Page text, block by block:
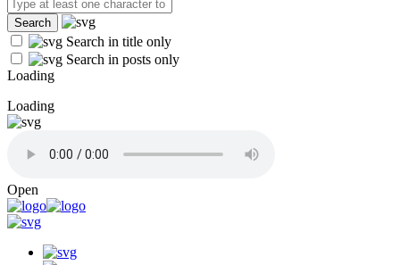
Search in title only
Search in posts only
Loading
Loading
Open